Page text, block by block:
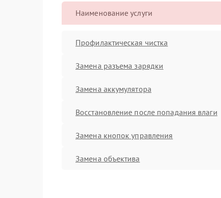
Наименование услуги
Профилактическая чистка
Замена разъема зарядки
Замена аккумулятора
Восстановление после попадания влаги
Замена кнопок управления
Замена объектива